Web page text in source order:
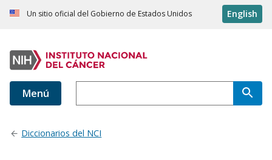
Un sitio oficial del Gobierno de Estados Unidos English
Menú
Diccionarios del NCI